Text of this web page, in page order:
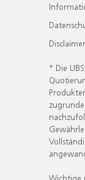
* Die